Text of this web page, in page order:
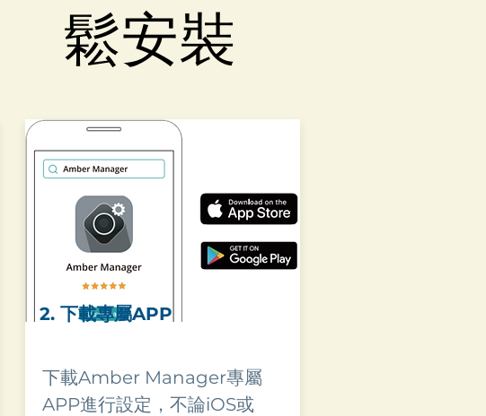
鬆安裝
​2. 下載專屬APP
下載Amber Manager專屬
APP進行設定，不論iOS或